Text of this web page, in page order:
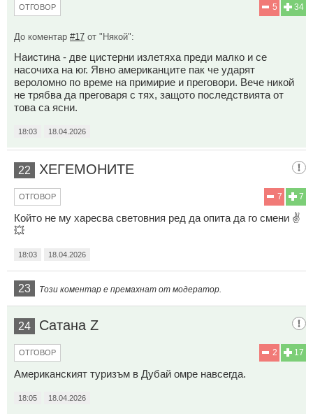
34
5
ОТГОВОР
До коментар #17 от "Някой":
Наистина - две цистерни излетяха преди малко и се
насочиха на юг. Явно американците пак че ударят
вероломно по време на примирие и преговори. Вече никой
не трябва да преговаря с тях, защото последствията от
това са ясни.
18:03 18.04.2026
22 ХЕГЕМОНИТЕ
7
7
ОТГОВОР
Който не му харесва световния ред да опита да го смени ✌️
💥
18:03 18.04.2026
23 Този коментар е премахнат от модератор.
24 Сатана Z
17
2
ОТГОВОР
Американският туризъм в Дубай омре навсегда.
18:05 18.04.2026